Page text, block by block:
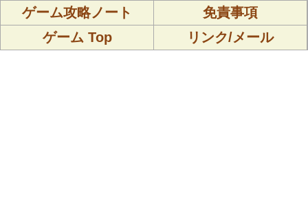
ゲーム攻略ノート
免責事項
ゲーム Top
リンク/メール